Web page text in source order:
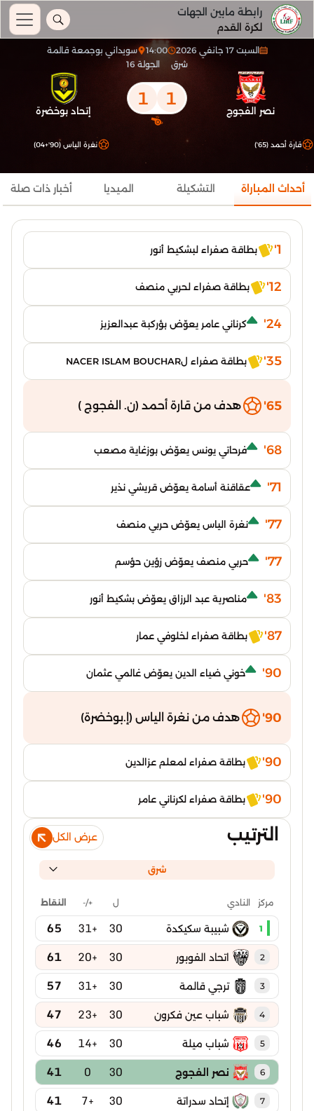
رابطة مابين الجهات
لكرة القدم
السبت 17 جانفي 2026 14:00
سويداني بوجمعة قالمة
شرق
الجولة 16
نصر الفجوج 1
1 إتحاد بوخضرة
قارة أحمد (65') نغرة الياس (90'+04)
أحداث المباراة التشكيلة الميديا أخبار ذات صلة
1' بطاقة صفراء لبشكيط أنور
12' بطاقة صفراء لحربي منصف
24' كرناني عامر يعوّض بؤركبة عبدالعزيز
35' بطاقة صفراء لNACER ISLAM BOUCHAR
65' هدف من قارة أحمد (ن. الفجوج )
68' فرحاتي يونس يعوّض بوزغاية مصعب
71' عقاقنة أسامة يعوّض قريشي نذير
77' نغرة الياس يعوّض حربي منصف
77' حربي منصف يعوّض زؤين حؤسم
83' مناصرية عبد الرزاق يعوّض بشكيط أنور
87' بطاقة صفراء لخلوفي عمار
90' خوني ضياء الدين يعوّض غالمي عثمان
90' هدف من نغرة الياس (إ.بوخضرة)
90' بطاقة صفراء لمعلم عزالدين
90' بطاقة صفراء لكرناني عامر
الترتيب عرض الكل
شرق
مركز النادي ل +/- النقاط
1 شبيبة سكيكدة 30
+31
65
2 اتحاد الفوبور 30
+20
61
3 ترجي قالمة 30
+31
57
4 شباب عين فكرون 30
+23
47
5 شباب ميلة 30
+14
46
6 نصر الفجوج 30
0
41
7 إتحاد سدراتة 30
+7
41